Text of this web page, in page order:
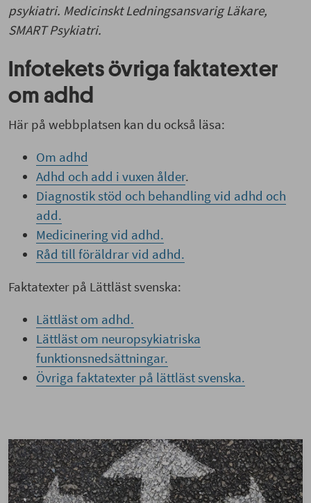
psykiatri. Medicinskt Ledningsansvarig Läkare,
SMART Psykiatri.
Infotekets övriga faktatexter
om adhd
Här på webbplatsen kan du också läsa:
Om adhd
Adhd och add i vuxen ålder.
Diagnostik stöd och behandling vid adhd och
add.
Medicinering vid adhd.
Råd till föräldrar vid adhd.
Faktatexter på Lättläst svenska:
Lättläst om adhd.
Lättläst om neuropsykiatriska
funktionsnedsättningar.
Övriga faktatexter på lättläst svenska.